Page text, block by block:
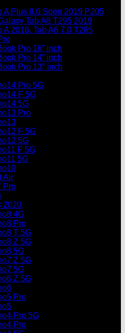
A Plus 8.0 Spen 2019 P205
Tab A8 T295 2019
A 2016, Tab A6 7.0 T285
Pro 16” inch
Pro 14” inch
Pro 13″ inch
Pro 5G
F 5G
5G
Pro
F 5G
5G
F 5G
5G
Air
Pro
2020
4G
Pro
T 5G
Z 5G
5G
Z 5G
5G
Z 5G
Pro
Pro 5G
Pro